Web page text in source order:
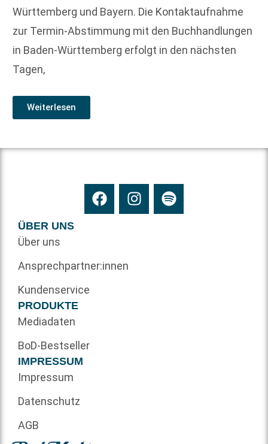
Württemberg und Bayern. Die Kontaktaufnahme
zur Termin-Abstimmung mit den Buchhandlungen
in Baden-Württemberg erfolgt in den nächsten
Tagen,
Weiterlesen
ÜBER UNS
Über uns
Ansprechpartner:innen
Kundenservice
PRODUKTE
Mediadaten
BoD-Bestseller
IMPRESSUM
Impressum
Datenschutz
AGB